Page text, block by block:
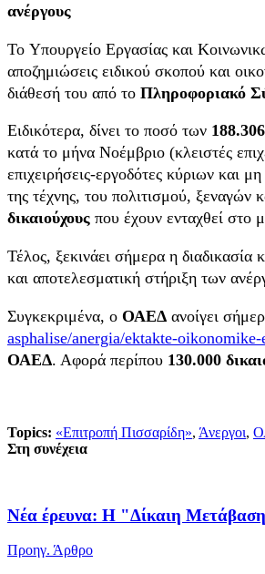
ανέργους
To Υπουργείο Εργασίας και
αποζημιώσεις ειδικού σκοπού και
διάθεσή του από το Πληροφοριακό
Ειδικότερα, δίνει το ποσό των
κατά το μήνα Νοέμβριο (κλειστές
επιχειρήσεις-εργοδότες κύριων και
της τέχνης, του πολιτισμού, ξεναγών
δικαιούχους που έχουν ενταχθεί στο
Τέλος, ξεκινάει σήμερα η
και αποτελεσματική στήριξη των
Συγκεκριμένα, ο ΟΑΕΔ ανοίγει
asphalise/anergia/ektakte-
ΟΑΕΔ. Αφορά περίπου 130.000
Topics: «Επιτροπή Πισσαρίδη», Άνεργοι,
Στη συνέχεια
Νέα έρευνα: Η "Δίκαιη
Προηγ. Άρθρο